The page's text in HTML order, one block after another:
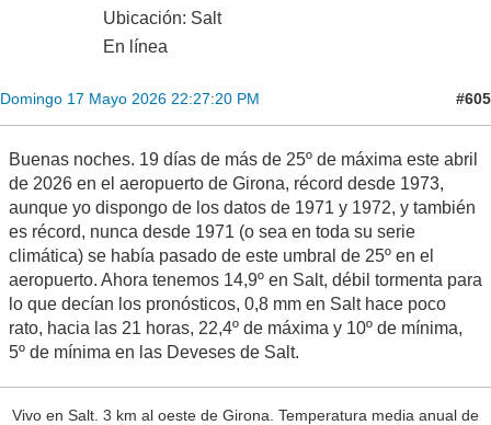
Ubicación: Salt
En línea
Domingo 17 Mayo 2026 22:27:20 PM #605
Buenas noches. 19 días de más de 25º de máxima este abril
de 2026 en el aeropuerto de Girona, récord desde 1973,
aunque yo dispongo de los datos de 1971 y 1972, y también
es récord, nunca desde 1971 (o sea en toda su serie
climática) se había pasado de este umbral de 25º en el
aeropuerto. Ahora tenemos 14,9º en Salt, débil tormenta para
lo que decían los pronósticos, 0,8 mm en Salt hace poco
rato, hacia las 21 horas, 22,4º de máxima y 10º de mínima,
5º de mínima en las Deveses de Salt.
Vivo en Salt. 3 km al oeste de Girona. Temperatura media anual de